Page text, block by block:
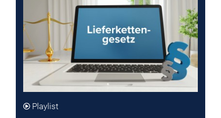
Playlist